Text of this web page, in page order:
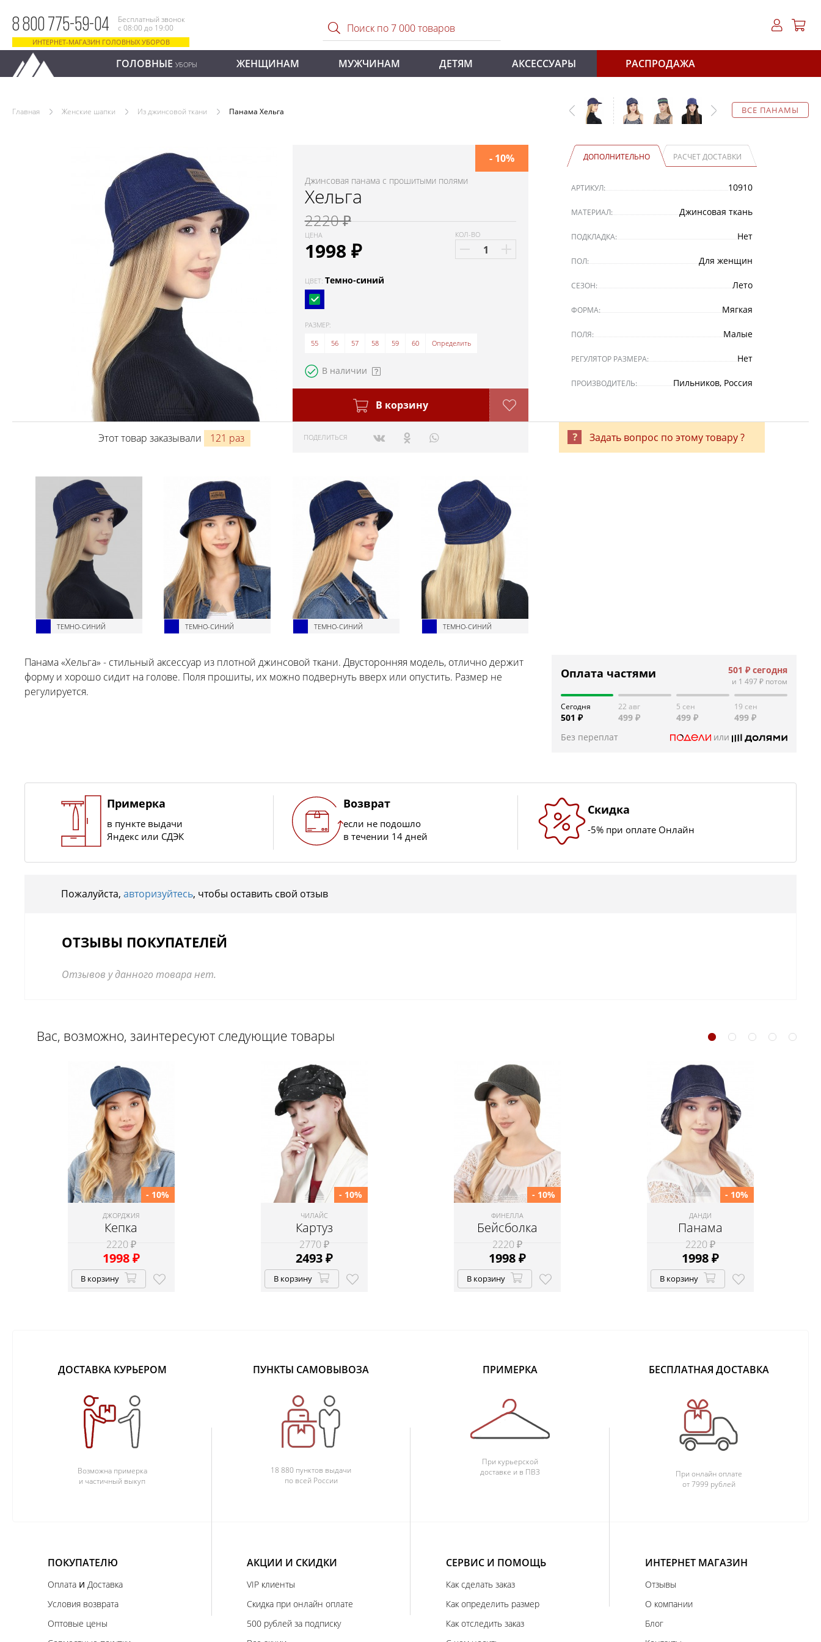
8 800 775-59-04
Бесплатный звонок
с 08:00 до 19:00
ИНТЕРНЕТ-МАГАЗИН ГОЛОВНЫХ УБОРОВ
ГОЛОВНЫЕ УБОРЫ ЖЕНЩИНАМ МУЖЧИНАМ ДЕТЯМ АКСЕССУАРЫ РАСПРОДАЖА
ВСЕ ПАНАМЫ
Главная Женские шапки Из джинсовой ткани Панама Хельга
Джинсовая панама с прошитыми полями
Хельга
2220 ₽
ЦЕНА
1998 ₽
- 10%
КОЛ-ВО
ЦВЕТ: Темно-синий
РАЗМЕР:
55
56 57 58 59 60 Определить
В наличии
В корзину
ПОДЕЛИТЬСЯ
ДОПОЛНИТЕЛЬНО РАСЧЕТ ДОСТАВКИ
АРТИКУЛ: 10910
МАТЕРИАЛ: Джинсовая ткань
ПОДКЛАДКА: Нет
ПОЛ: Для женщин
СЕЗОН: Лето
ФОРМА: Мягкая
ПОЛЯ: Малые
РЕГУЛЯТОР РАЗМЕРА: Нет
ПРОИЗВОДИТЕЛЬ: Пильников, Россия
Этот товар заказывали 121 раз Задать вопрос по этому товару ?
ТЕМНО-СИНИЙ ТЕМНО-СИНИЙ ТЕМНО-СИНИЙ ТЕМНО-СИНИЙ
Панама «Хельга» - стильный аксессуар из плотной джинсовой ткани. Двусторонняя модель, отлично держит
форму и хорошо сидит на голове. Поля прошиты, их можно подвернуть вверх или опустить. Размер не
регулируется.
Оплата частями 501 ₽сегодня
и 1 497 ₽потом
Сегодня
501 ₽
22 авг
499 ₽
5 сен
499 ₽
19 сен
499 ₽
Без переплат
или
Примерка
в пункте выдачи
Яндекс или СДЭК
Возврат
если не подошло
в течении 14 дней
Скидка
-5% при оплате Онлайн
Пожалуйста, авторизуйтесь, чтобы оставить свой отзыв
ОТЗЫВЫ ПОКУПАТЕЛЕЙ
Отзывов у данного товара нет.
Вас, возможно, заинтересуют следующие товары
ДЖОРДЖИЯ
Кепка
2220 ₽
1998₽
- 10%
В корзину
ЧИЛАЙС
Картуз
2770 ₽
2493₽
- 10%
В корзину
ФИНЕЛЛА
Бейсболка
2220 ₽
1998₽
- 10%
В корзину
ДАНДИ
Панама
2220 ₽
1998₽
- 10%
В корзину
ДОСТАВКА КУРЬЕРОМ
Возможна примерка
и частичный выкуп
ПУНКТЫ САМОВЫВОЗА
18 880 пунктов выдачи
по всей России
ПРИМЕРКА
При курьерской
доставке и в ПВЗ
БЕСПЛАТНАЯ ДОСТАВКА
При онлайн оплате
от 7999 рублей
ПОКУПАТЕЛЮ
Оплата и Доставка
Условия возврата
Оптовые цены
АКЦИИ И СКИДКИ
VIP клиенты
Скидка при онлайн оплате
500 рублей за подписку
СЕРВИС И ПОМОЩЬ
Как сделать заказ
Как определить размер
Как отследить заказ
ИНТЕРНЕТ МАГАЗИН
Отзывы
О компании
Блог